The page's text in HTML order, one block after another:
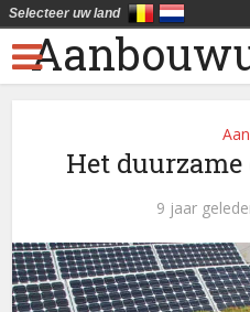
Het duurzame
9 jaar
Selecteer uw land